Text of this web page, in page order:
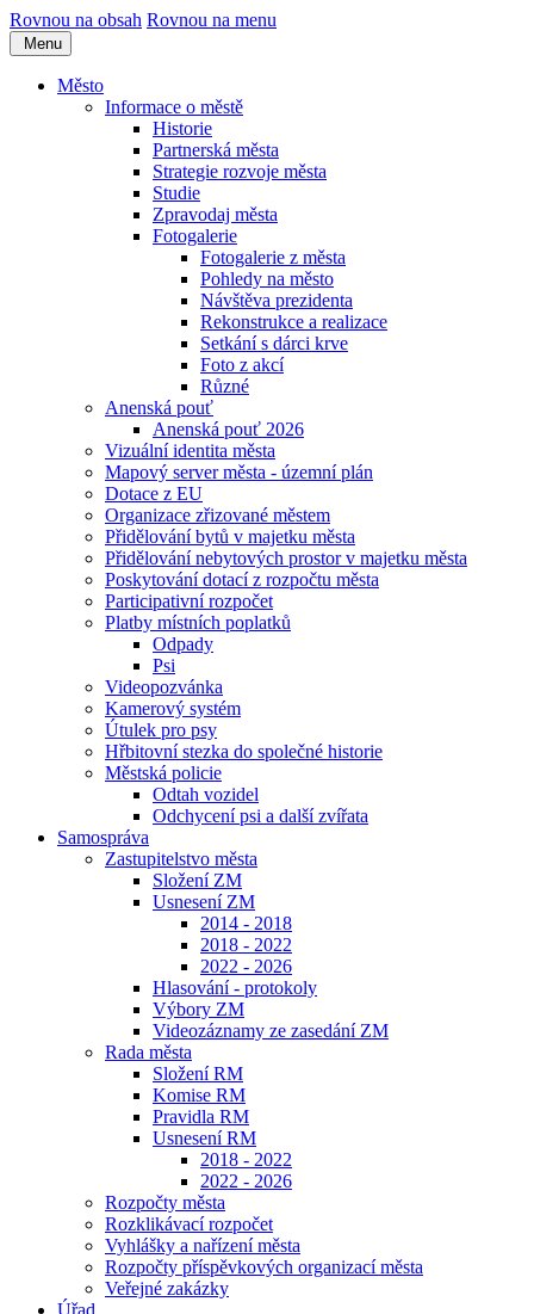
Rovnou na obsah Rovnou na menu
Menu
Město
Informace o městě
Historie
Partnerská města
Strategie rozvoje města
Studie
Zpravodaj města
Fotogalerie
Fotogalerie z města
Pohledy na město
Návštěva prezidenta
Rekonstrukce a realizace
Setkání s dárci krve
Foto z akcí
Různé
Anenská pouť
Anenská pouť 2026
Vizuální identita města
Mapový server města - územní plán
Dotace z EU
Organizace zřizované městem
Přidělování bytů v majetku města
Přidělování nebytových prostor v majetku města
Poskytování dotací z rozpočtu města
Participativní rozpočet
Platby místních poplatků
Odpady
Psi
Videopozvánka
Kamerový systém
Útulek pro psy
Hřbitovní stezka do společné historie
Městská policie
Odtah vozidel
Odchycení psi a další zvířata
Samospráva
Zastupitelstvo města
Složení ZM
Usnesení ZM
2014 - 2018
2018 - 2022
2022 - 2026
Hlasování - protokoly
Výbory ZM
Videozáznamy ze zasedání ZM
Rada města
Složení RM
Komise RM
Pravidla RM
Usnesení RM
2018 - 2022
2022 - 2026
Rozpočty města
Rozklikávací rozpočet
Vyhlášky a nařízení města
Rozpočty příspěvkových organizací města
Veřejné zakázky
Úřad